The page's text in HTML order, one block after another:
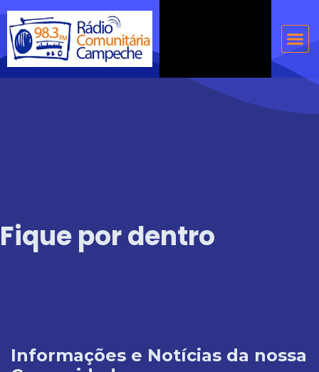
para
conteúdo
Fique por dentro
Informações e Notícias da nossa